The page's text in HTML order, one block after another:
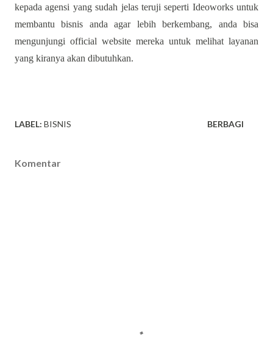
kepada agensi yang sudah jelas teruji seperti Ideoworks untuk
membantu bisnis anda agar lebih berkembang, anda bisa
mengunjungi official website mereka untuk melihat layanan
yang kiranya akan dibutuhkan.
LABEL: BISNIS BERBAGI
Komentar